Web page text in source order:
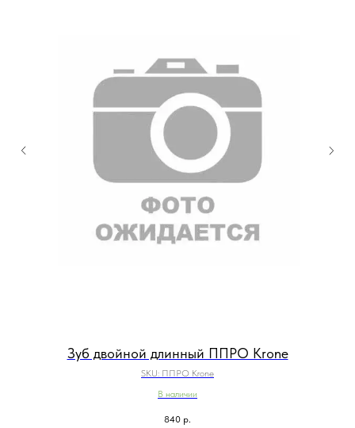
Зуб двойной длинный ППРО Krone
SKU: ППРО Krone
В наличии
840 р.